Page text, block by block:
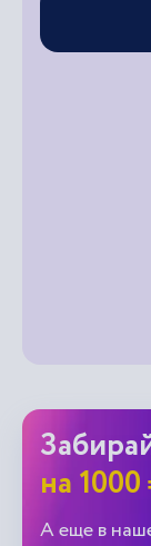
на
А еще в